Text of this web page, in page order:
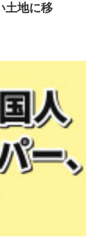
土地に移